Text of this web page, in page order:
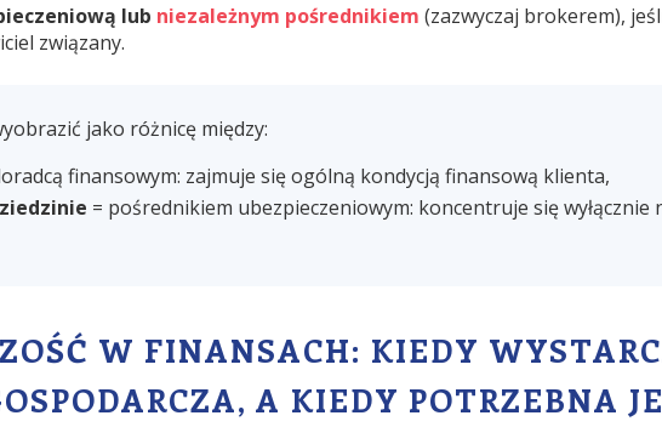
lub niezależnym pośrednikiem (zazwyczaj brokerem),
związany.
jako różnicę między:
finansowym: zajmuje się ogólną kondycją finansową klienta,
= pośrednikiem ubezpieczeniowym: koncentruje się wyłącznie
W FINANSACH: KIEDY
A KIEDY POTRZEBNA